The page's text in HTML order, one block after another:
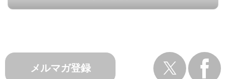
メルマガ登録